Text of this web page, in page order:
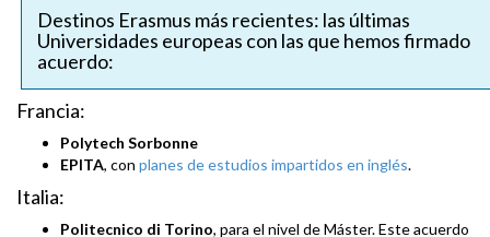
Destinos Erasmus más recientes: las últimas
Universidades europeas con las que hemos firmado
acuerdo:
Francia:
Polytech Sorbonne
EPITA, con planes de estudios impartidos en inglés.
Italia:
Politecnico di Torino, para el nivel de Máster. Este acuerdo